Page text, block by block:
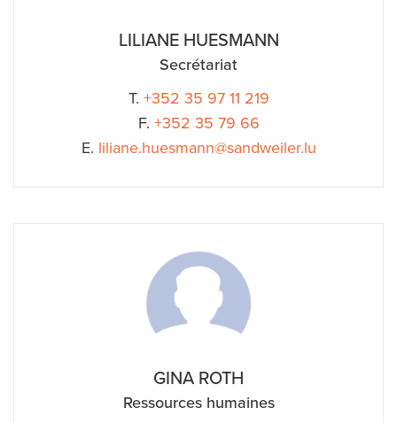
LILIANE HUESMANN
Secrétariat
T. +352 35 97 11 219
F. +352 35 79 66
E. liliane.huesmann@sandweiler.lu
GINA ROTH
Ressources humaines